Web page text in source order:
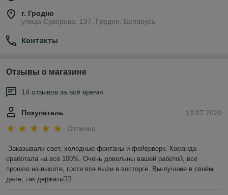
г. Гродно
улица Суворова, 137, Гродно, Беларусь
Контакты
Отзывы о магазине
14 отзывов за всё время
13.07.2020
Покупатель
Отлично
Заказывали свет, холодные фонтаны и фейерверк. Команда
сработала на все 100%. Очень довольны вашей работой, все
прошло на высоте, гости все были в восторге. Вы-лучшие в своём
деле, так держать✊🏻